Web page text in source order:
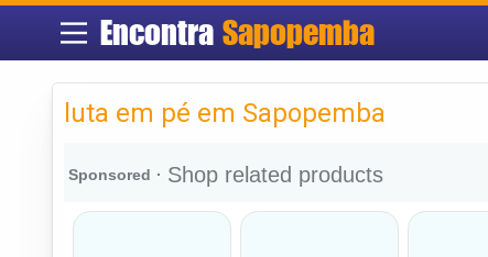
Encontra Sapopemba
luta em pé em Sapopemba